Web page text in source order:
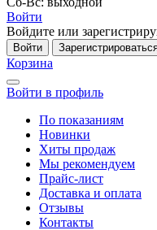
Войти
Войдите или
Войти
Корзина
Войти в профиль
По показаниям
Новинки
Хиты продаж
Мы рекомендуем
Прайс-лист
Доставка и оплата
Отзывы
Контакты